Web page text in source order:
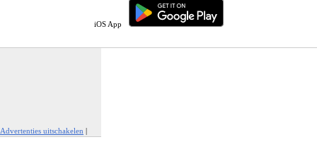
iOS App
Advertenties uitschakelen |